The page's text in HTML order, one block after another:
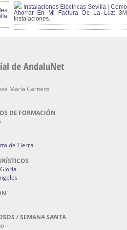
Instalaciones Eléctricas Sevilla | Como
Ahorrar En Mi Factura De La Luz:3M
Instalaciones.
de AndaluNet
María Carnero
DE FORMACIÓN
de Tierra
/ SEMANA SANTA